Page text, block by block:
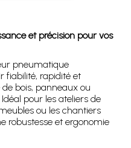
et précision pour vos
pneumatique
fiabilité, rapidité et
de bois, panneaux ou
pour les ateliers de
ou les chantiers
robustesse et ergonomie